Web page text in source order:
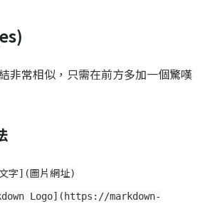
非常相似，只需在前方多加一個驚嘆
字](圖片網址)
Logo](https://markdown-